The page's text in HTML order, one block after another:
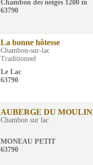
Chambon des neiges 1200 m
63790
La bonne hôtesse
Chambon-sur-lac
Traditionnel
Le Lac
63790
AUBERGE DU MOULIN
Chambon sur lac
MONEAU PETIT
63790